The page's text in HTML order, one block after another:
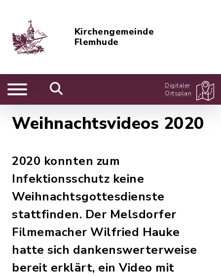
Kirchengemeinde
Flemhude
Digitaler
Ortsplan
Weihnachtsvideos 2020
2020 konnten zum
Infektionsschutz keine
Weihnachtsgottesdienste
stattfinden. Der Melsdorfer
Filmemacher Wilfried Hauke
hatte sich dankenswerterweise
bereit erklärt, ein Video mit